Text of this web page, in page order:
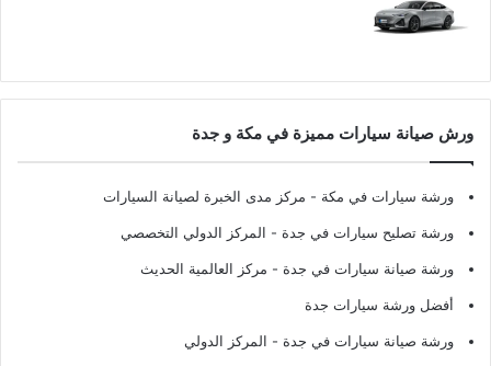
ورش صيانة سيارات مميزة في مكة و جدة
ورشة سيارات في مكة - مركز مدى الخبرة لصيانة السيارات
ورشة تصليح سيارات في جدة - المركز الدولي التخصصي
ورشة صيانة سيارات في جدة - مركز العالمية الحديث
أفضل ورشة سيارات جدة
ورشة صيانة سيارات في جدة - المركز الدولي